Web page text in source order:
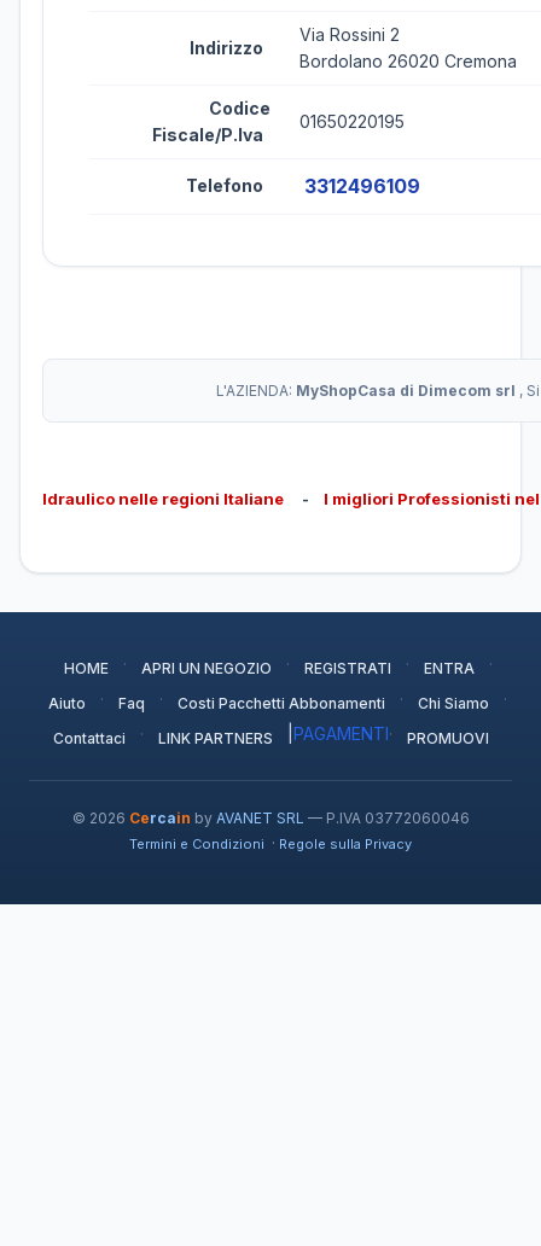
Indirizzo
Via Rossini 2
Bordolano 26020 Cremona
Codice
Fiscale/P.Iva
01650220195
Telefono 3312496109
L'AZIENDA: MyShopCasa di Dimecom srl ,
Idraulico nelle regioni Italiane - I migliori Professionisti
HOME · APRI UN NEGOZIO · REGISTRATI · ENTRA ·
Aiuto · Faq · Costi Pacchetti Abbonamenti · Chi Siamo ·
Contattaci · LINK PARTNERS PAGAMENTI· PROMUOVI
© 2026 Cercain by AVANET SRL — P.IVA 03772060046
Termini e Condizioni · Regole sulla Privacy